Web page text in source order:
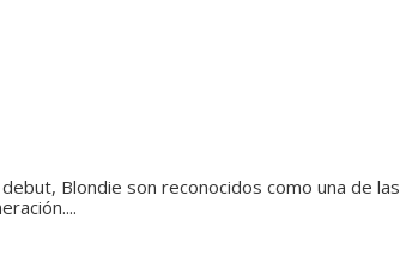
Blondie son reconocidos como una de las